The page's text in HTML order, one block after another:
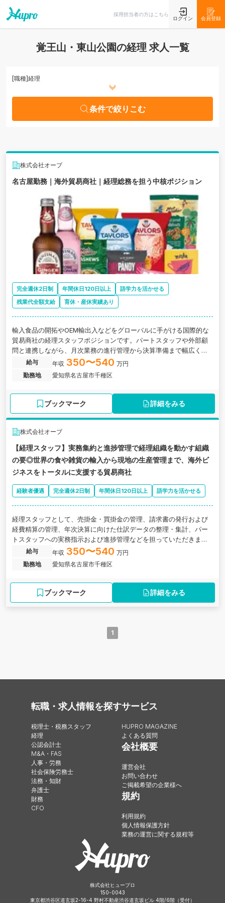
採用担当者の方はこちら
ログイン 会員登録
覚王山・東山公園の経理 求人一覧
[職種]経理
条件で絞りこむ
株式会社オーブ
名古屋勤務｜海外貿易商社｜経理総務を担う中核ポジション
完全週休2日制 年間休日120日以上
語学力を活かせる
残業代全額支給
育休・産休実績あり
輸入食品の開拓やOEM輸出入などをグローバルに手がける国際的な
貿易商社の経理スタッフポジションです。パートスタッフや外部顧
問と連携しながら、月次業務の進行管理から決算準備まで幅広く担
当いただきます。
給与 年収 350〜540 万円
勤務地
愛知県名古屋市千種区
ブックマーク 詳細をみる
株式会社オーブ
【経理スタッフ】実務集約と進捗管理で経理組織を動かす組織
の要◎世界の食や雑貨の輸入から現地の生産管理まで、海外ビ
ジネスをトータルに支援する貿易商社
経験者優遇 完全週休2日制 年間休日120日以上 語学力を活かせる
経理スタッフとして、売掛金・買掛金の管理、請求書の発行および
経費精算の管理、年次決算に向けた仕訳データの整理・集計、パー
トスタッフへの実務指示および進捗管理などを担っていただきま
す。愛知県名古屋市にある、世界の食や雑貨の輸入から現地の生産
管理まで、海外ビジネスをトータルに支援する貿易商社の求人で
す。
給与 年収 350〜540 万円
勤務地
愛知県名古屋市千種区
ブックマーク 詳細をみる
1
転職・求人情報を探す
税理士・税務スタッフ
経理
公認会計士
M&A・FAS
人事・労務
社会保険労務士
法務・知財
弁護士
財務
CFO
サービス
HUPRO MAGAZINE
よくある質問
会社概要
運営会社
お問い合わせ
ご掲載希望の企業様へ
規約
利用規約
個人情報保護方針
業務の運営に関する規程等
株式会社ヒュープロ
150-0043
東京都渋谷区道玄坂2-16-4 野村不動産渋谷道玄坂ビル 4階/6階（受付）